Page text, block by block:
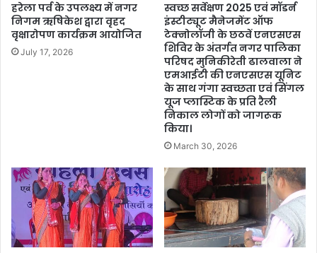
हरेला पर्व के उपलक्ष्य में नगर
निगम ऋषिकेश द्वारा वृहद
वृक्षारोपण कार्यक्रम आयोजित
July 17, 2026
स्वच्छ सर्वेक्षण 2025 एवं मॉडर्न
इंस्टीट्यूट मैनेजमेंट ऑफ
टेक्नोलॉजी के छठवें एनएसएस
शिविर के अंतर्गत नगर पालिका
परिषद मुनिकीरेती ढालवाला ने
एमआईटी की एनएसएस यूनिट
के साथ गंगा स्वच्छता एवं सिंगल
यूज प्लास्टिक के प्रति रैली
निकाल लोगों को जागरूक
किया।
March 30, 2026